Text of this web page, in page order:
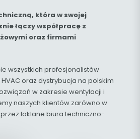
która w swojej
łączy współpracę z
oraz firmami
wszystkich profesjonalistów
oraz dystrybucja na polskim
w zakresie wentylacji i
naszych klientów zarówno w
loklane biura techniczno-